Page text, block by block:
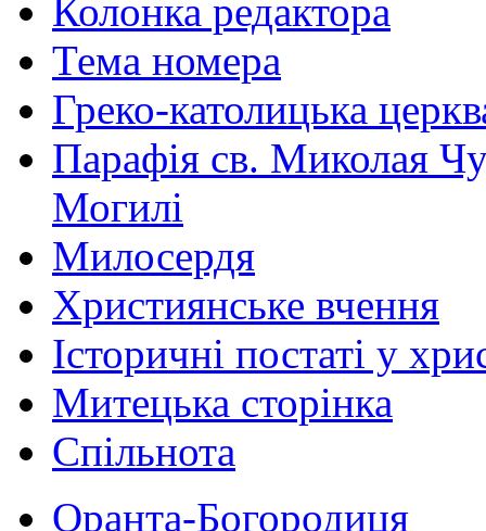
Колонка редактора
Тема номера
Греко-католицька
Парафія св. Миколая
Могилі
Милосердя
Християнське вчення
Історичні постаті у
Митецька сторінка
Спільнота
Оранта-Богородиця